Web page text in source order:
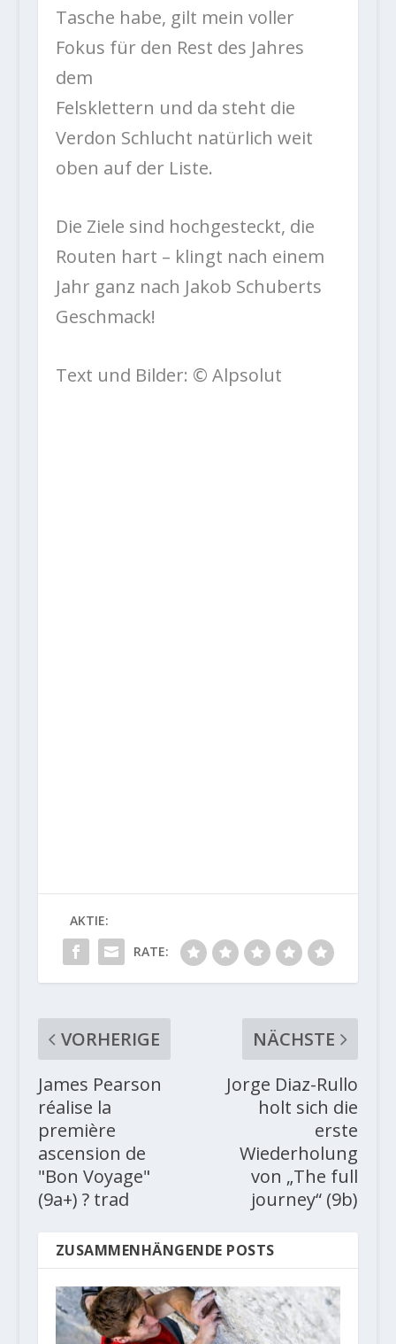
Tasche habe, gilt mein voller
Fokus für den Rest des Jahres
dem
Felsklettern und da steht die
Verdon Schlucht natürlich weit
oben auf der Liste.
Die Ziele sind hochgesteckt, die
Routen hart – klingt nach einem
Jahr ganz nach Jakob Schuberts
Geschmack!
Text und Bilder: © Alpsolut
AKTIE:
RATE:
VORHERIGE
James Pearson
réalise la
première
ascension de
"Bon Voyage"
(9a+) ? trad
NÄCHSTE
Jorge Diaz-Rullo
holt sich die
erste
Wiederholung
von „The full
journey“ (9b)
ZUSAMMENHÄNGENDE POSTS